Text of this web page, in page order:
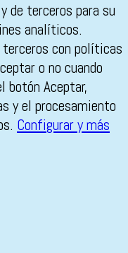
de terceros para su
analíticos.
con políticas
o no cuando
botón Aceptar,
y el procesamiento
Configurar y más